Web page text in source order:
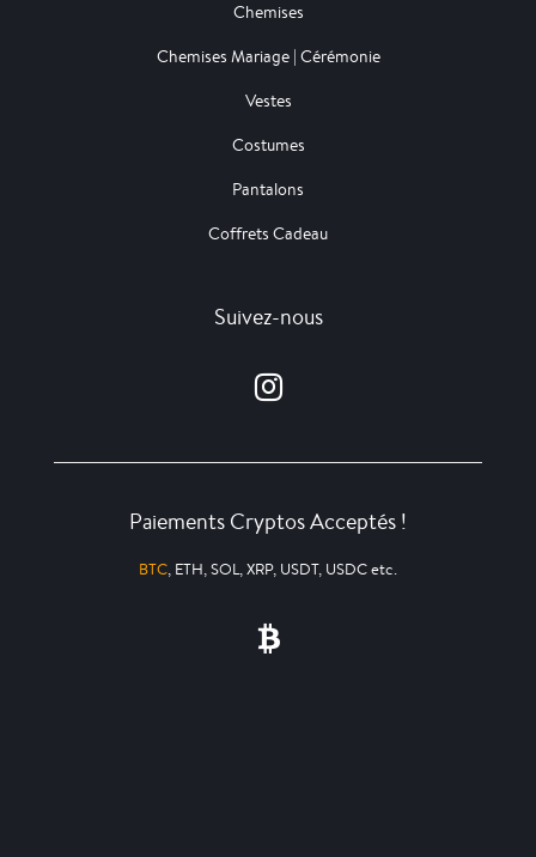
Chemises
Chemises Mariage | Cérémonie
Vestes
Costumes
Pantalons
Coffrets Cadeau
Suivez-nous
Paiements Cryptos Acceptés !
BTC, ETH, SOL, XRP, USDT, USDC etc.